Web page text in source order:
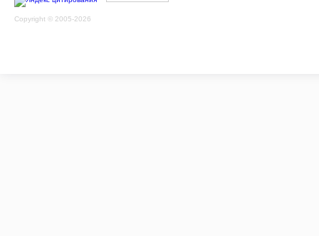
Copyright © 2005-2026